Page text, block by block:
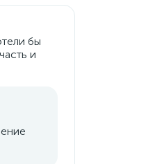
бы
и